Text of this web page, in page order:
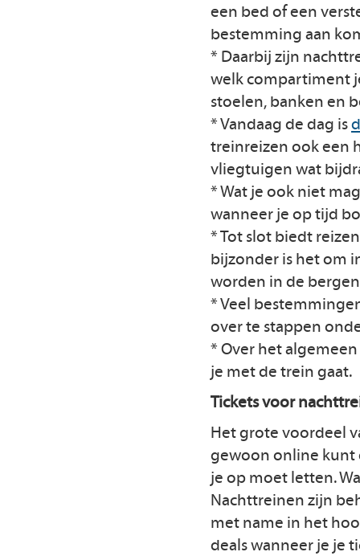
een bed of een
bestemming aan
* Daarbij zijn
welk compartiment
stoelen, banken en
* Vandaag de dag is
treinreizen ook een
vliegtuigen wat
* Wat je ook niet
wanneer je op tijd
* Tot slot biedt
bijzonder is het om
worden in de
* Veel
over te stappen
* Over het
je met de trein gaat.
Tickets voor
Het grote voordeel
gewoon online kunt
je op moet letten.
Nachttreinen zijn
met name in het
deals wanneer je je